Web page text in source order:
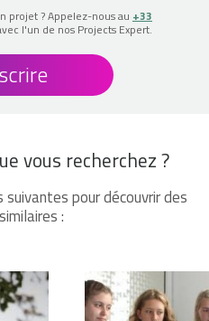
projet ? Appelez-nous au +33
l'un de nos Projects Expert.
vous recherchez ?
pour découvrir des
: